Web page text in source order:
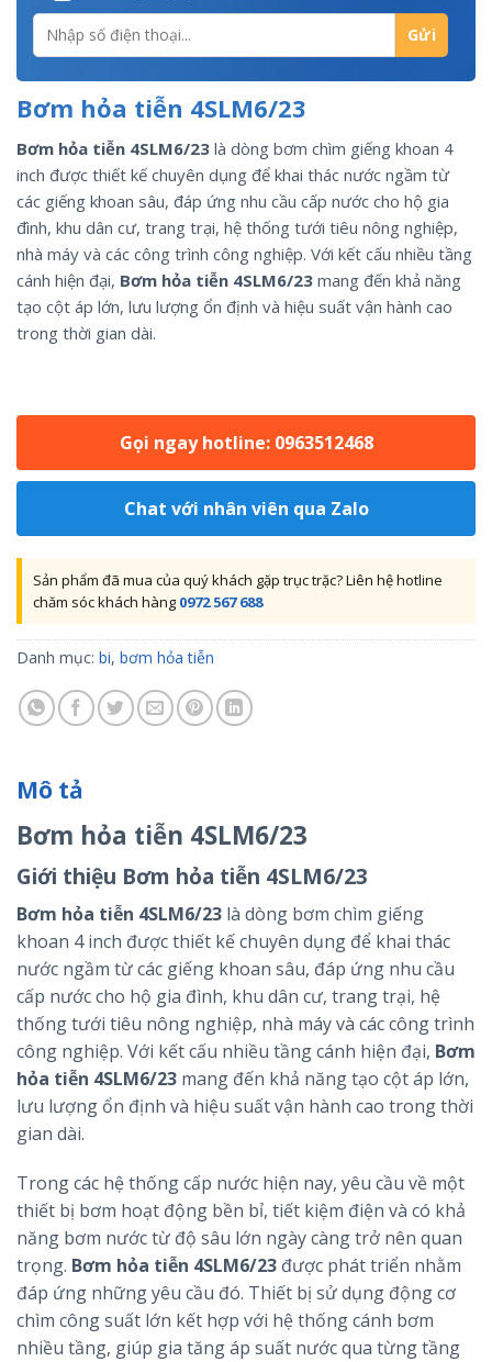
Bơm hỏa tiễn 4SLM6/23
Bơm hỏa tiễn 4SLM6/23 là dòng bơm chìm giếng khoan 4
inch được thiết kế chuyên dụng để khai thác nước ngầm từ
các giếng khoan sâu, đáp ứng nhu cầu cấp nước cho hộ gia
đình, khu dân cư, trang trại, hệ thống tưới tiêu nông nghiệp,
nhà máy và các công trình công nghiệp. Với kết cấu nhiều tầng
cánh hiện đại, Bơm hỏa tiễn 4SLM6/23 mang đến khả năng
tạo cột áp lớn, lưu lượng ổn định và hiệu suất vận hành cao
trong thời gian dài.
Gọi ngay hotline: 0963512468
Chat với nhân viên qua Zalo
Sản phẩm đã mua của quý khách gặp trục trặc? Liên hệ hotline
chăm sóc khách hàng 0972 567 688
Danh mục: bi, bơm hỏa tiễn
Mô tả
Bơm hỏa tiễn 4SLM6/23
Giới thiệu Bơm hỏa tiễn 4SLM6/23
Bơm hỏa tiễn 4SLM6/23 là dòng bơm chìm giếng
khoan 4 inch được thiết kế chuyên dụng để khai thác
nước ngầm từ các giếng khoan sâu, đáp ứng nhu cầu
cấp nước cho hộ gia đình, khu dân cư, trang trại, hệ
thống tưới tiêu nông nghiệp, nhà máy và các công trình
công nghiệp. Với kết cấu nhiều tầng cánh hiện đại, Bơm
hỏa tiễn 4SLM6/23 mang đến khả năng tạo cột áp lớn,
lưu lượng ổn định và hiệu suất vận hành cao trong thời
gian dài.
Trong các hệ thống cấp nước hiện nay, yêu cầu về một
thiết bị bơm hoạt động bền bỉ, tiết kiệm điện và có khả
năng bơm nước từ độ sâu lớn ngày càng trở nên quan
trọng. Bơm hỏa tiễn 4SLM6/23 được phát triển nhằm
đáp ứng những yêu cầu đó. Thiết bị sử dụng động cơ
chìm công suất lớn kết hợp với hệ thống cánh bơm
nhiều tầng, giúp gia tăng áp suất nước qua từng tầng